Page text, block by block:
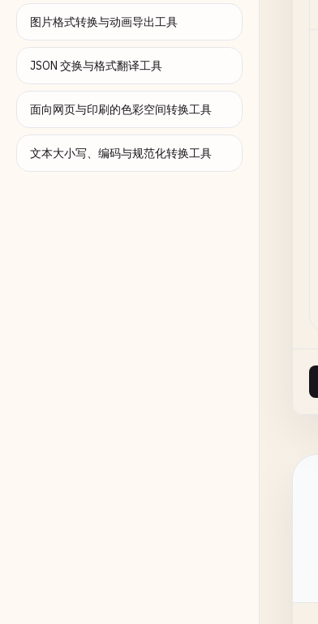
图片格式转换与动画导出工具
JSON 交换与格式翻译工具
面向网页与印刷的色彩空间转换工具
文本大小写、编码与规范化转换工具